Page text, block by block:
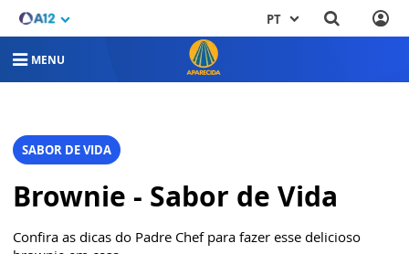
PT
MENU
SABOR DE VIDA
Brownie - Sabor de Vida
Confira as dicas do Padre Chef para fazer esse delicioso